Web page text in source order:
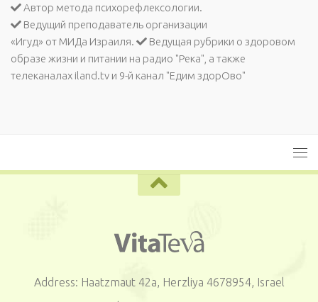
Автор метода психорефлексологии.
Ведущий преподаватель организации
«Игуд» от МИДа Израиля.
Ведущая рубрики о здоровом
образе жизни и питании на радио "Река", а также
телеканалах iland.tv и 9-й канал "Едим здорОво"
Address: Haatzmaut 42a, Herzliya 4678954, Israel